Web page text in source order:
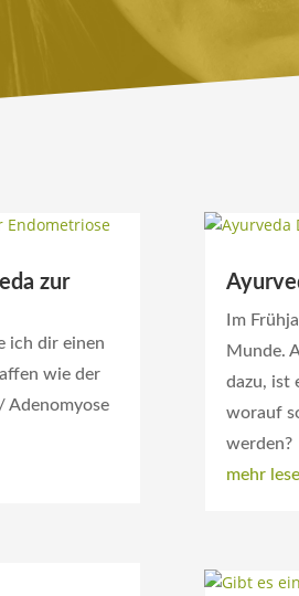
zur
ich dir einen
wie der
Adenomyose
Im
Munde.
dazu, ist
worauf
werden?
mehr